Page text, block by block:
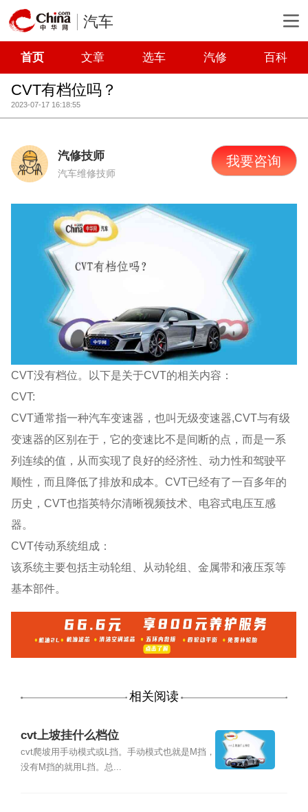
汽车
首页 文章 选车 汽修 百科
CVT有档位吗？
2023-07-17 16:18:55
汽修技师
汽车维修技师
我要咨询
CVT没有档位。以下是关于CVT的相关内容：
CVT:
CVT通常指一种汽车变速器，也叫无级变速器,CVT与有级
变速器的区别在于，它的变速比不是间断的点，而是一系
列连续的值，从而实现了良好的经济性、动力性和驾驶平
顺性，而且降低了排放和成本。CVT已经有了一百多年的
历史，CVT也指英特尔清晰视频技术、电容式电压互感
器。
CVT传动系统组成：
该系统主要包括主动轮组、从动轮组、金属带和液压泵等
基本部件。
相关阅读
cvt上坡挂什么档位
cvt爬坡用手动模式或L挡。手动模式也就是M挡，
没有M挡的就用L挡。总...